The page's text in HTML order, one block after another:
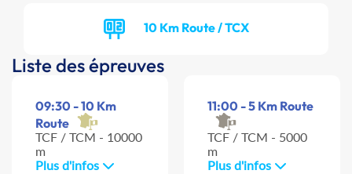
10 Km Route / TCX
Liste des épreuves
09:30 - 10 Km
Route
TCF / TCM - 10000
m
Plus d'infos
11:00 - 5 Km Route
TCF / TCM - 5000
m
Plus d'infos